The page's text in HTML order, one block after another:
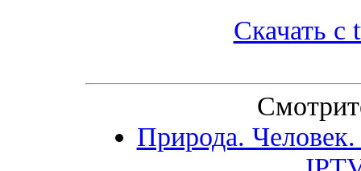
Скачать с
Природа.